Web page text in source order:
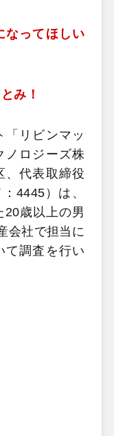
なってほしい
み！
「リビンマッ
ノロジーズ株
、代表取締役
4445）は、
20歳以上の男
会社で担当に
て調査を行い